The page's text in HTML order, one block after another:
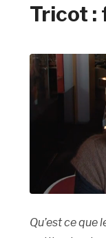
Tricot :
Qu’est ce que